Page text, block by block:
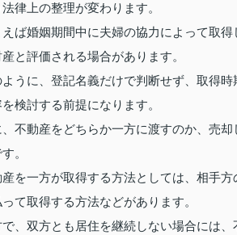
律上の整理が変わります。
えば婚姻期間中に夫婦の協力によって取
と評価される場合があります。
ように、登記名義だけで判断せず、取得
検討する前提になります。
、不動産をどちらか一方に渡すのか、売
。
を一方が取得する方法としては、相手
て取得する方法などがあります。
、双方とも居住を継続しない場合には